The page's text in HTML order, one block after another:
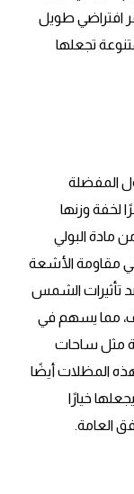
افتراضي طويل
تجعلها
المفضلة
لخفة وزنها
مادة البولي
في مقاومة الأشعة
تأثيرات الشمس
مما يسهم في
مثل ساحات
هذه المظلات أيضًا
خيارًا
العامة.